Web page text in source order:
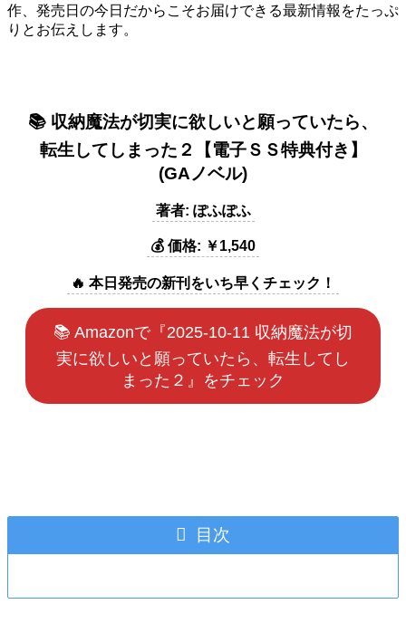
作、発売日の今日だからこそお届けできる最新情報をたっぷ
りとお伝えします。
📚 収納魔法が切実に欲しいと願っていたら、
転生してしまった２【電子ＳＳ特典付き】
(GAノベル)
著者: ぽふぽふ
💰 価格: ￥1,540
🔥 本日発売の新刊をいち早くチェック！
📚 Amazonで『2025-10-11 収納魔法が切
実に欲しいと願っていたら、転生してし
まった２』をチェック
目次